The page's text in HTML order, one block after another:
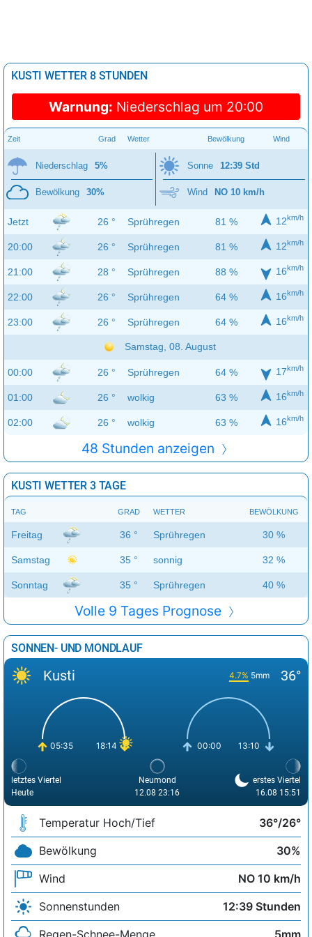
KUSTI WETTER 8 STUNDEN
Warnung: Niederschlag um 20:00
Zeit Grad Wetter Bewölkung Wind
Niederschlag 5%
Bewölkung 30%
Sonne 12:39 Std
Wind NO 10 km/h
Jetzt 26 ° Sprühregen 81 % 12km/h
20:00 26 ° Sprühregen 81 % 12km/h
21:00 28 ° Sprühregen 88 % 16km/h
22:00 26 ° Sprühregen 64 % 16km/h
23:00 26 ° Sprühregen 64 % 16km/h
Samstag, 08. August
00:00 26 ° Sprühregen 64 % 17km/h
01:00 26 ° wolkig 63 % 16km/h
02:00 26 ° wolkig 63 % 16km/h
48 Stunden anzeigen
KUSTI WETTER 3 TAGE
TAG GRAD WETTER BEWÖLKUNG
Freitag 36 ° Sprühregen 30 %
Samstag 35 ° sonnig 32 %
Sonntag 35 ° Sprühregen 40 %
Volle 9 Tages Prognose
SONNEN- UND MONDLAUF
Kusti 4.7% 5mm 36°
05:35 18:14 00:00 13:10
letztes Viertel
Heute
Neumond
12.08 23:16
erstes Viertel
16.08 15:51
Temperatur Hoch/Tief
36°/26°
Bewölkung
30%
Wind
NO 10 km/h
Sonnenstunden
12:39 Stunden